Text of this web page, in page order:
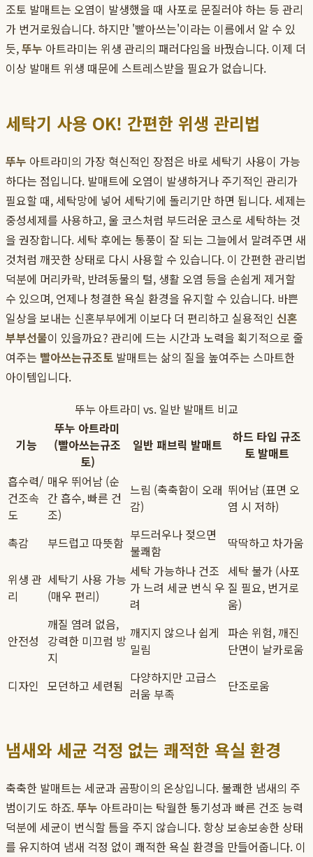
조토 발매트는 오염이 발생했을 때 사포로 문질러야 하는 등 관리
가 번거로웠습니다. 하지만 '빨아쓰는'이라는 이름에서 알 수 있
듯,뚜누 아트라미는 위생 관리의 패러다임을 바꿨습니다. 이제 더
이상 발매트 위생 때문에 스트레스받을 필요가 없습니다.
세탁기 사용 OK! 간편한 위생 관리법
뚜누 아트라미의 가장 혁신적인 장점은 바로 세탁기 사용이 가능
하다는 점입니다. 발매트에 오염이 발생하거나 주기적인 관리가
필요할 때, 세탁망에 넣어 세탁기에 돌리기만 하면 됩니다. 세제는
중성세제를 사용하고, 울 코스처럼 부드러운 코스로 세탁하는 것
을 권장합니다. 세탁 후에는 통풍이 잘 되는 그늘에서 말려주면 새
것처럼 깨끗한 상태로 다시 사용할 수 있습니다. 이 간편한 관리법
덕분에 머리카락, 반려동물의 털, 생활 오염 등을 손쉽게 제거할
수 있으며, 언제나 청결한 욕실 환경을 유지할 수 있습니다. 바쁜
일상을 보내는 신혼부부에게 이보다 더 편리하고 실용적인 신혼
부부선물이 있을까요? 관리에 드는 시간과 노력을 획기적으로 줄
여주는 빨아쓰는규조토 발매트는 삶의 질을 높여주는 스마트한
아이템입니다.
뚜누 아트라미 vs. 일반 발매트 비교
기능
뚜누 아트라미
(빨아쓰는규조
토)
일반 패브릭 발매트
하드 타입 규조
토 발매트
흡수력/
건조속
도
매우 뛰어남 (순
간 흡수, 빠른 건
조)
느림 (축축함이 오래
감)
뛰어남 (표면 오
염 시 저하)
촉감 부드럽고 따뜻함 부드러우나 젖으면
불쾌함
딱딱하고 차가움
위생 관
리
세탁기 사용 가능
(매우 편리)
세탁 가능하나 건조
가 느려 세균 번식 우
려
세탁 불가 (사포
질 필요, 번거로
움)
안전성
깨질 염려 없음,
강력한 미끄럼 방
지
깨지지 않으나 쉽게
밀림
파손 위험, 깨진
단면이 날카로움
디자인 모던하고 세련됨 다양하지만 고급스
러움 부족
단조로움
냄새와 세균 걱정 없는 쾌적한 욕실 환경
축축한 발매트는 세균과 곰팡이의 온상입니다. 불쾌한 냄새의 주
범이기도 하죠.뚜누 아트라미는 탁월한 통기성과 빠른 건조 능력
덕분에 세균이 번식할 틈을 주지 않습니다. 항상 보송보송한 상태
를 유지하여 냄새 걱정 없이 쾌적한 욕실 환경을 만들어줍니다. 이